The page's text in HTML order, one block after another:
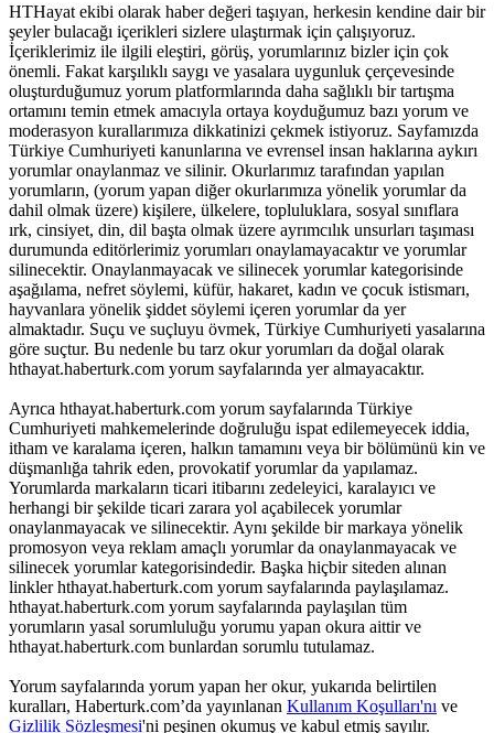
HTHayat ekibi olarak haber değeri taşıyan, herkesin kendine dair bir
şeyler bulacağı içerikleri sizlere ulaştırmak için çalışıyoruz.
İçeriklerimiz ile ilgili eleştiri, görüş, yorumlarınız bizler için çok
önemli. Fakat karşılıklı saygı ve yasalara uygunluk çerçevesinde
oluşturduğumuz yorum platformlarında daha sağlıklı bir tartışma
ortamını temin etmek amacıyla ortaya koyduğumuz bazı yorum ve
moderasyon kurallarımıza dikkatinizi çekmek istiyoruz. Sayfamızda
Türkiye Cumhuriyeti kanunlarına ve evrensel insan haklarına aykırı
yorumlar onaylanmaz ve silinir. Okurlarımız tarafından yapılan
yorumların, (yorum yapan diğer okurlarımıza yönelik yorumlar da
dahil olmak üzere) kişilere, ülkelere, topluluklara, sosyal sınıflara
ırk, cinsiyet, din, dil başta olmak üzere ayrımcılık unsurları taşıması
durumunda editörlerimiz yorumları onaylamayacaktır ve yorumlar
silinecektir. Onaylanmayacak ve silinecek yorumlar kategorisinde
aşağılama, nefret söylemi, küfür, hakaret, kadın ve çocuk istismarı,
hayvanlara yönelik şiddet söylemi içeren yorumlar da yer
almaktadır. Suçu ve suçluyu övmek, Türkiye Cumhuriyeti yasalarına
göre suçtur. Bu nedenle bu tarz okur yorumları da doğal olarak
hthayat.haberturk.com yorum sayfalarında yer almayacaktır.
Ayrıca hthayat.haberturk.com yorum sayfalarında Türkiye
Cumhuriyeti mahkemelerinde doğruluğu ispat edilemeyecek iddia,
itham ve karalama içeren, halkın tamamını veya bir bölümünü kin ve
düşmanlığa tahrik eden, provokatif yorumlar da yapılamaz.
Yorumlarda markaların ticari itibarını zedeleyici, karalayıcı ve
herhangi bir şekilde ticari zarara yol açabilecek yorumlar
onaylanmayacak ve silinecektir. Aynı şekilde bir markaya yönelik
promosyon veya reklam amaçlı yorumlar da onaylanmayacak ve
silinecek yorumlar kategorisindedir. Başka hiçbir siteden alınan
linkler hthayat.haberturk.com yorum sayfalarında paylaşılamaz.
hthayat.haberturk.com yorum sayfalarında paylaşılan tüm
yorumların yasal sorumluluğu yorumu yapan okura aittir ve
hthayat.haberturk.com bunlardan sorumlu tutulamaz.
Yorum sayfalarında yorum yapan her okur, yukarıda belirtilen
kuralları, Haberturk.com’da yayınlanan Kullanım Koşulları'nı ve
Gizlilik Sözleşmesi'ni peşinen okumuş ve kabul etmiş sayılır.